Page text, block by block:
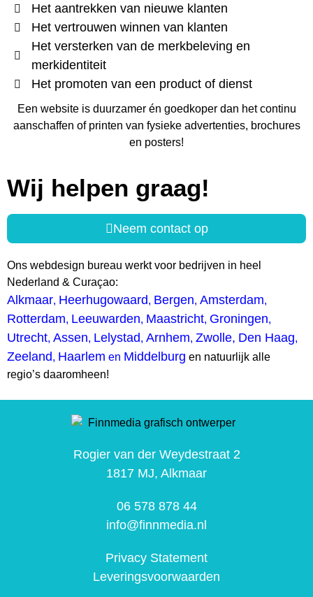
Het aantrekken van nieuwe klanten
Het vertrouwen winnen van klanten
Het versterken van de merkbeleving en
merkidentiteit
Het promoten van een product of dienst
Een website is duurzamer én goedkoper dan het continu
aanschaffen of printen van fysieke advertenties, brochures
en posters!
Wij helpen graag!
Neem contact op
Ons webdesign bureau werkt voor bedrijven in heel
Nederland & Curaçao:
Alkmaar, Heerhugowaard, Bergen, Amsterdam,
Rotterdam, Leeuwarden, Maastricht, Groningen,
Utrecht, Assen, Lelystad, Arnhem, Zwolle, Den Haag,
Zeeland, Haarlem en Middelburg en natuurlijk alle
regio’s daaromheen!
Rogier van der Weydestraat 2
1817 MJ, Alkmaar
06 578 878 44
info@finnmedia.nl
Privacy Statement
Leveringsvoorwaarden